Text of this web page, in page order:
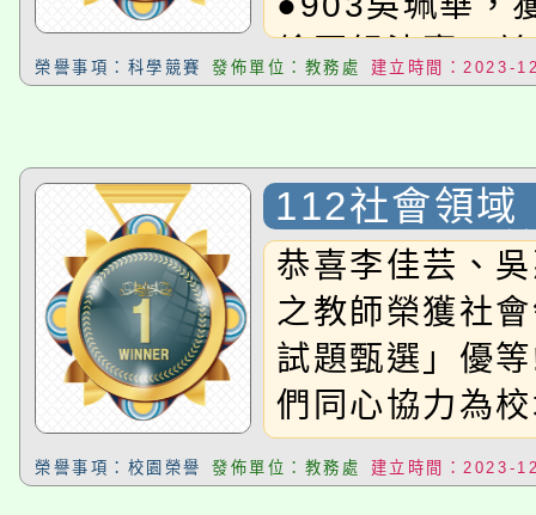
繪圖組決賽，
得甲等
榮譽事項：科學競賽 發佈單位：教務處 建立時間：2023-
112社會領域
題甄選」 優
恭喜李佳芸、
之教師榮獲社
試題甄選」優
們同心協力為
榮譽事項：校園榮譽 發佈單位：教務處 建立時間：2023-